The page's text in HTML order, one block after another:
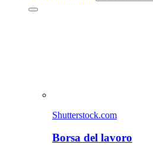
Shutterstock.com
Borsa del lavoro